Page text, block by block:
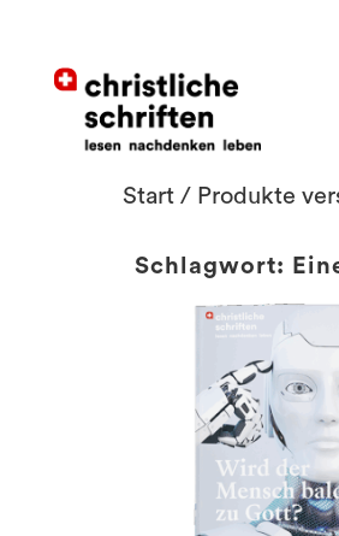
Start / Produkte
Schlagwort: